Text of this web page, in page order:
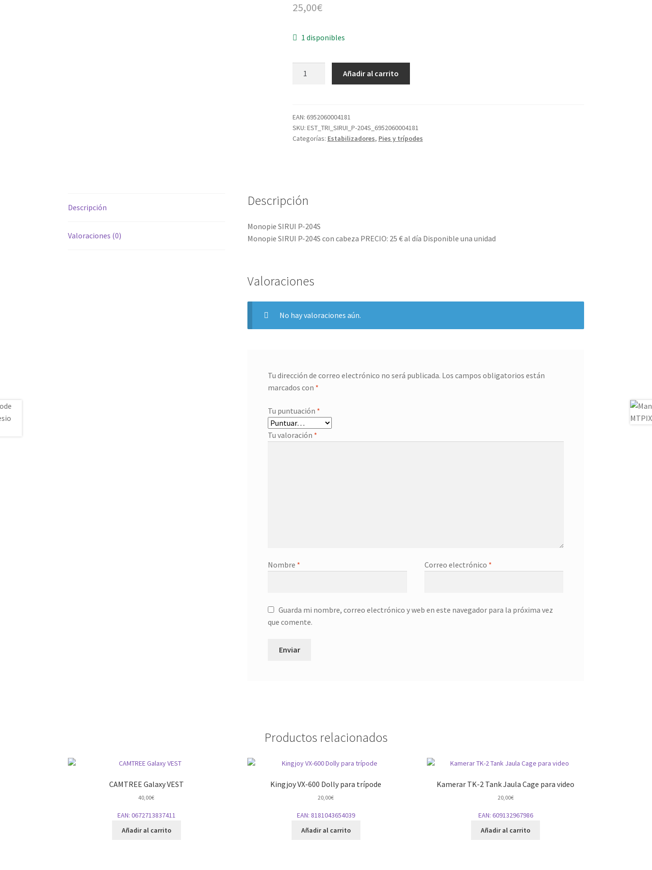
25,00€
1 disponibles
cabeza
a
elegir
Añadir al carrito
EAN: 6952060004181
SKU: EST_TRI_SIRUI_P-204S_6952060004181
Categorías: Estabilizadores, Pies y trípodes
Descripción
Valoraciones (0)
Descripción
Monopie SIRUI P-204S
Monopie SIRUI P-204S con cabeza PRECIO: 25 € al día Disponible una unidad
Valoraciones
No hay valoraciones aún.
Tu dirección de correo electrónico no será publicada. Los campos obligatorios están
marcados con *
Tu puntuación *
Tu valoración *
Nombre * Correo electrónico *
Guarda mi nombre, correo electrónico y web en este navegador para la próxima vez
que comente.
Productos relacionados
CAMTREE Galaxy VEST
40,00€
EAN: 0672713837411
Añadir al carrito
Kingjoy VX-600 Dolly para trípode
20,00€
EAN: 8181043654039
Añadir al carrito
Kamerar TK-2 Tank Jaula Cage para video
20,00€
EAN: 609132967986
Añadir al carrito